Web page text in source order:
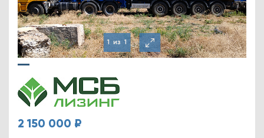
1 из1
2 150 000 ₽